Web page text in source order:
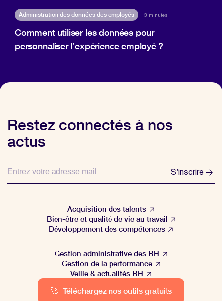
Administration des données des employés 3 minutes
Comment utiliser les données pour
personnaliser l’expérience employé ?
Restez connectés à nos
actus
S’inscrire
Acquisition des talents
Bien-être et qualité de vie au travail
Développement des compétences
Gestion administrative des RH
Gestion de la performance
Veille & actualités RH
🚀 Téléchargez nos outils gratuits